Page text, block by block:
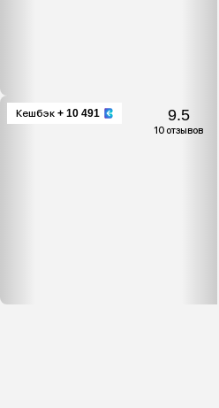
Кешбэк + 10 491 9.5
10 отзывов